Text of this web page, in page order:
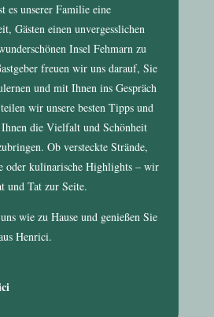
es unserer Familie eine
Gästen einen unvergesslichen
Insel Fehmarn zu
freuen wir uns darauf, Sie
und mit Ihnen ins Gespräch
wir unsere besten Tipps und
die Vielfalt und Schönheit
Ob versteckte Strände,
oder kulinarische Highlights – wir
und Tat zur Seite.
wie zu Hause und genießen Sie
Henrici.